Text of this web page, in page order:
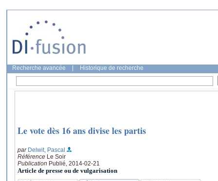
Recherche avancée Historique de recherche
Le vote dès 16 ans divise les partis
par Delwit, Pascal
Référence Le Soir
Publication Publié, 2014-02-21
Article de presse ou de vulgarisation